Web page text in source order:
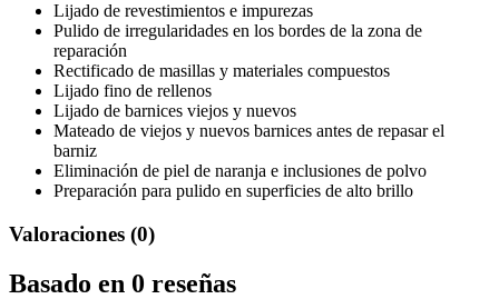
Lijado de revestimientos e impurezas
Pulido de irregularidades en los bordes de la zona de
reparación
Rectificado de masillas y materiales compuestos
Lijado fino de rellenos
Lijado de barnices viejos y nuevos
Mateado de viejos y nuevos barnices antes de repasar el
barniz
Eliminación de piel de naranja e inclusiones de polvo
Preparación para pulido en superficies de alto brillo
Valoraciones (0)
Basado en 0 reseñas